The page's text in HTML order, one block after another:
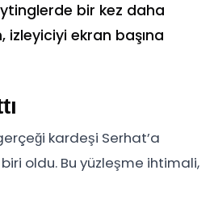
bir kez daha
ekran başına
kardeşi Serhat’a
oldu. Bu yüzleşme ihtimali,